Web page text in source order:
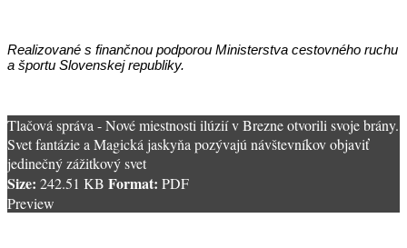
Realizované s finančnou podporou Ministerstva cestovného ruchu
a športu Slovenskej republiky.
Tlačová správa - Nové miestnosti ilúzií v Brezne otvorili svoje brány.
Svet fantázie a Magická jaskyňa pozývajú návštevníkov objaviť
jedinečný zážitkový svet
Size: 242.51 KB Format: PDF
Preview